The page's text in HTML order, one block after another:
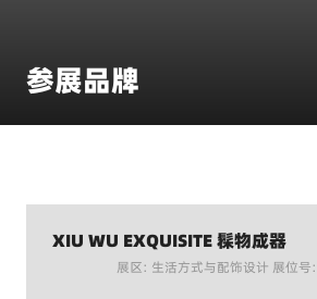
参展品牌
XIU WU EXQUISITE 髹物成器
展区: 生活方式与配饰设计 展位